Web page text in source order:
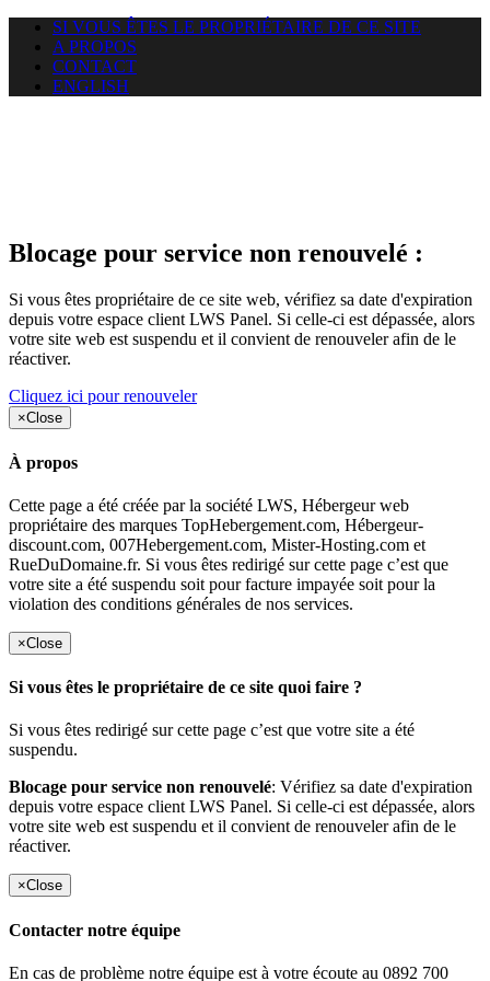
SI VOUS ÊTES LE PROPRIÉTAIRE DE CE SITE
A PROPOS
CONTACT
ENGLISH
Blocage pour service non renouvelé :
Si vous êtes propriétaire de ce site web, vérifiez sa date d'expiration
depuis votre espace client LWS Panel. Si celle-ci est dépassée, alors
votre site web est suspendu et il convient de renouveler afin de le
réactiver.
Cliquez ici pour renouveler
×Close
À propos
Cette page a été créée par la société LWS, Hébergeur web
propriétaire des marques TopHebergement.com, Hébergeur-
discount.com, 007Hebergement.com, Mister-Hosting.com et
RueDuDomaine.fr. Si vous êtes redirigé sur cette page c’est que
votre site a été suspendu soit pour facture impayée soit pour la
violation des conditions générales de nos services.
×Close
Si vous êtes le propriétaire de ce site quoi faire ?
Si vous êtes redirigé sur cette page c’est que votre site a été
suspendu.
Blocage pour service non renouvelé: Vérifiez sa date d'expiration
depuis votre espace client LWS Panel. Si celle-ci est dépassée, alors
votre site web est suspendu et il convient de renouveler afin de le
réactiver.
×Close
Contacter notre équipe
En cas de problème notre équipe est à votre écoute au 0892 700